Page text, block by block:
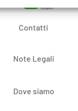
Contatti
Note Legali
Dove siamo